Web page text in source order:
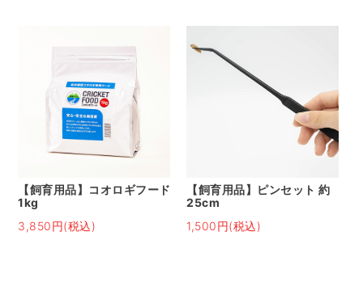
【飼育用品】コオロギフード
1kg
3,850円(税込)
【飼育用品】ピンセット 約
25cm
1,500円(税込)